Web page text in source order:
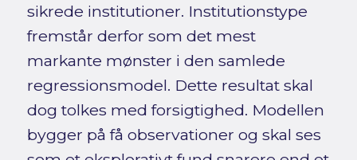
sikrede institutioner. Institutionstype
fremstår derfor som det mest
markante mønster i den samlede
regressionsmodel. Dette resultat skal
dog tolkes med forsigtighed. Modellen
bygger på få observationer og skal ses